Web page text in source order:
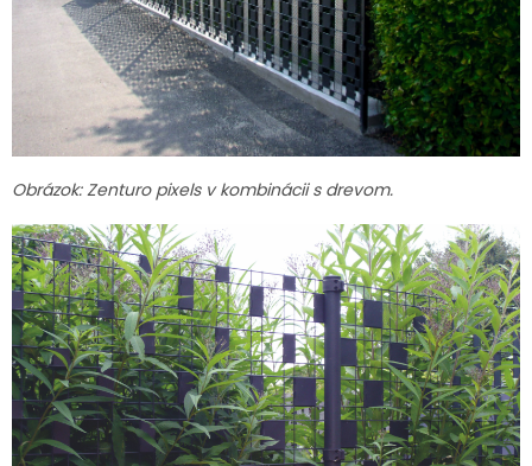
Obrázok: Zenturo pixels v kombinácii s drevom.